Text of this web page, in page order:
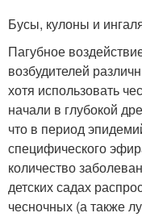
Бусы, кулоны и
Пагубное
возбудителей
хотя использовать
начали в глубокой
что в период
специфического
количество
детских садах
чесночных (а также